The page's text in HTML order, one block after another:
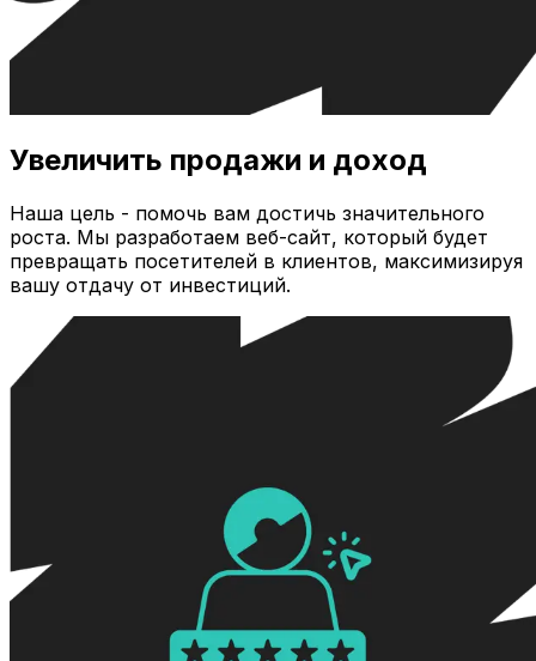
Увеличить продажи и доход
Наша цель - помочь вам достичь значительного
роста. Мы разработаем веб-сайт, который будет
превращать посетителей в клиентов, максимизируя
вашу отдачу от инвестиций.